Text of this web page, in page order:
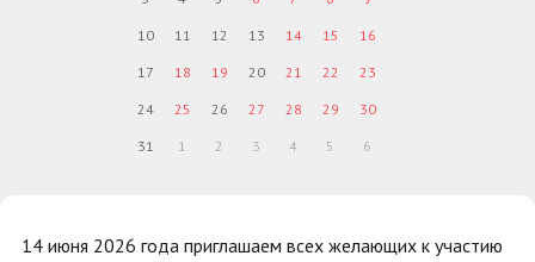
14 июня 2026 года приглашаем всех желающих к участию
10 11 12 13 14 15 16
17 18 19 20 21 22 23
24 25 26 27 28 29 30
31 1 2 3 4 5 6